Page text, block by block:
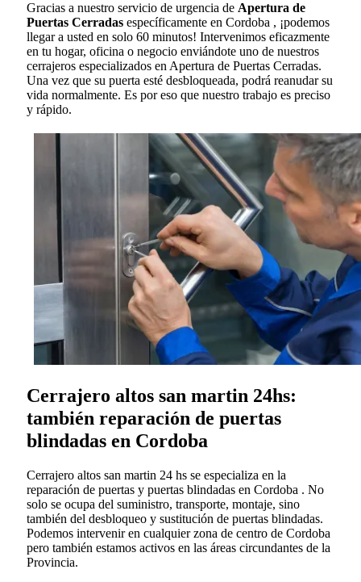
Gracias a nuestro servicio de urgencia de Apertura de
Puertas Cerradas específicamente en Cordoba , ¡podemos
llegar a usted en solo 60 minutos! Intervenimos eficazmente
en tu hogar, oficina o negocio enviándote uno de nuestros
cerrajeros especializados en Apertura de Puertas Cerradas.
Una vez que su puerta esté desbloqueada, podrá reanudar su
vida normalmente. Es por eso que nuestro trabajo es preciso
y rápido.
Cerrajero altos san martin 24hs:
también reparación de puertas
blindadas en Cordoba
Cerrajero altos san martin 24 hs se especializa en la
reparación de puertas y puertas blindadas en Cordoba . No
solo se ocupa del suministro, transporte, montaje, sino
también del desbloqueo y sustitución de puertas blindadas.
Podemos intervenir en cualquier zona de centro de Cordoba
pero también estamos activos en las áreas circundantes de la
Provincia.